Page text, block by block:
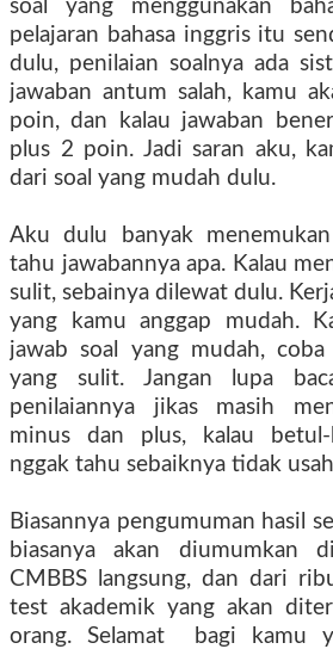
soal yang menggunakan
pelajaran bahasa inggris itu
dulu, penilaian soalnya ada
jawaban antum salah,
kamu
poin, dan kalau jawaban
plus 2 poin. Jadi saran aku,
dari soal yang mudah dulu.
Aku dulu banyak menemukan
tahu jawabannya apa. Kalau
sulit, sebainyadilewat dulu.
yang
kamu anggap mudah.
jawab soal yang mudah,
yang sulit. Jangan lupa
penilaiannya jikas masih
minus dan plus, kalau betul-
nggak tahu sebaiknya tidak
Biasannya pengumuman hasil
biasanya akan diumumkan
CMBBS langsung, dan dari
test akademik yang akan
orang. Selamat bagi kamu